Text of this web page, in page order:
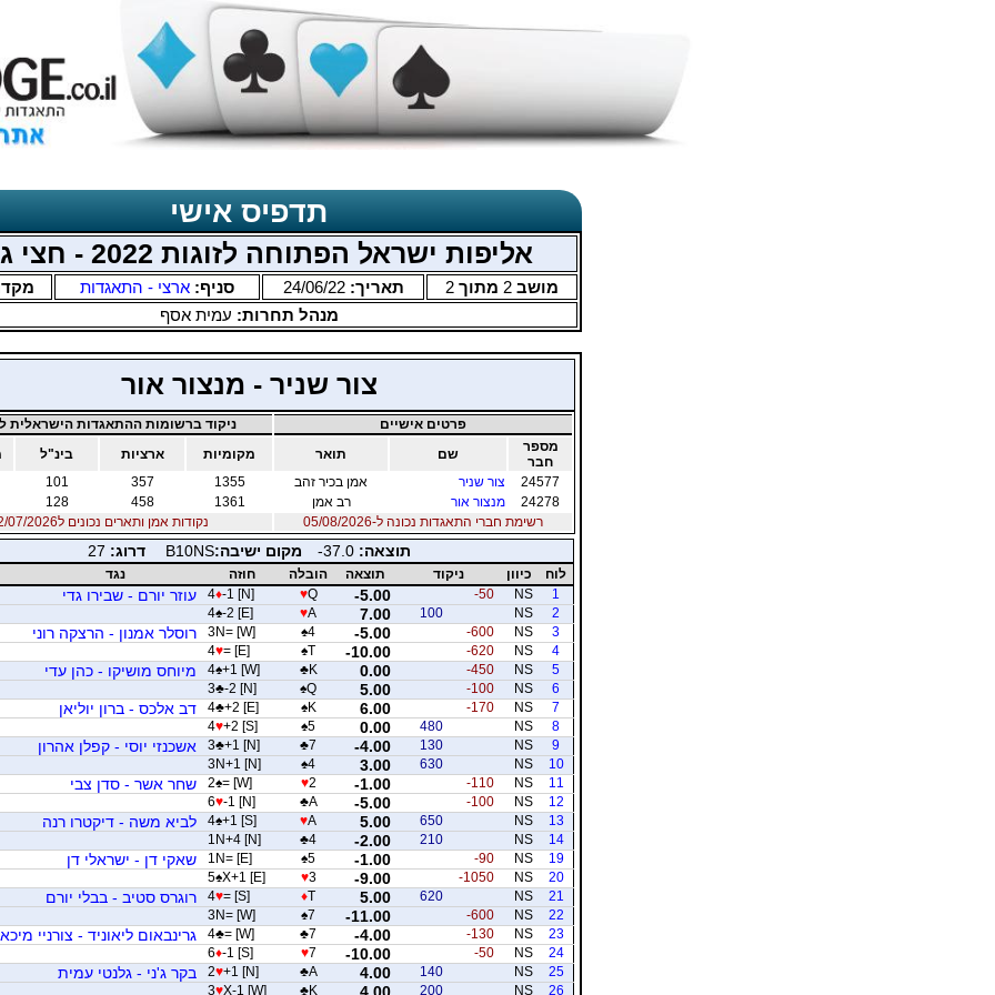
תדפיס אישי
אליפות ישראל הפתוחה לזוגות 2022 - חצי גמר
מושב 2 מתוך 2 תאריך:24/06/22 סניף: ארצי - התאגדות
מנהל תחרות: עמית אסף
צור שניר - מנצור אור
פרטים אישיים
ניקוד ברשומות ההתאגדות הישראלית
מספר
חבר
שם תואר מקומיות ארציות בינ"ל
24577
צור שניר אמן בכיר זהב 1355
357
101
24278
מנצור אור רב אמן 1361
458
128
רשימת חברי התאגדות נכונה ל-05/08/2026
נקודות אמן ותארים נכונים ל12/07/2026
תוצאה:-37.0 מקום ישיבה:B10NS דרוג: 27
לוח כיוון ניקוד תוצאה הובלה חוזה
נגד
1
NS
-50
-5.00
♥Q
4♦-1 [N] עוזר יורם - שבירו גדי
2
NS
100
7.00
♥A
4♠-2 [E]
3
NS
-600
-5.00
♠4
3N= [W] רוסלר אמנון - הרצקה רוני
4
NS
-620
-10.00
♠T
4♥= [E]
5
NS
-450
0.00
♣K
4♠+1 [W] מיוחס מושיקו - כהן עדי
6
NS
-100
5.00
♠Q
3♣-2 [N]
7
NS
-170
6.00
♠K
4♣+2 [E] דב אלכס - ברון יוליאן
8
NS
480
0.00
♠5
4♥+2 [S]
9
NS
130
-4.00
♣7
3♣+1 [N] אשכנזי יוסי - קפלן אהרון
10
NS
630
3.00
♠4
3N+1 [N]
11
NS
-110
-1.00
♥2
2♠= [W] שחר אשר - סדן צבי
12
NS
-100
-5.00
♣A
6♥-1 [N]
13
NS
650
5.00
♥A
4♠+1 [S] לביא משה - דיקטרו רנה
14
NS
210
-2.00
♣4
1N+4 [N]
19
NS
-90
-1.00
♠5
1N= [E] שאקי דן - ישראלי דן
20
NS
-1050
-9.00
♥3
5♠X+1 [E]
21
NS
620
5.00
♦T
4♥= [S] רוגרס סטיב - בבלי יורם
22
NS
-600
-11.00
♠7
3N= [W]
23
NS
-130
-4.00
♣7
4♣= [W] גרינבאום ליאוניד - צורניי
24
NS
-50
-10.00
♥7
6♦-1 [S]
25
NS
140
4.00
♣A
2♥+1 [N] בקר ג'ני - גלנטי עמית
26
NS
200
4.00
♣K
3♥X-1 [W]